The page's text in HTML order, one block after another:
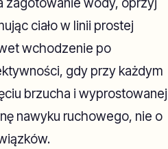
ciało w linii prostej
wchodzenie po
gdy przy każdym
brzucha i wyprostowanej
nawyku ruchowego, nie o